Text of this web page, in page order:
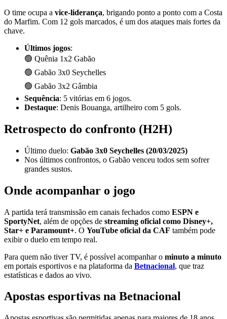
O time ocupa a vice-liderança, brigando ponto a ponto com a Costa
do Marfim. Com 12 gols marcados, é um dos ataques mais fortes da
chave.
Últimos jogos:
🟢 Quênia 1x2 Gabão
🟢 Gabão 3x0 Seychelles
🟢 Gabão 3x2 Gâmbia
Sequência: 5 vitórias em 6 jogos.
Destaque: Denis Bouanga, artilheiro com 5 gols.
Retrospecto do confronto (H2H)
Último duelo: Gabão 3x0 Seychelles (20/03/2025)
Nos últimos confrontos, o Gabão venceu todos sem sofrer
grandes sustos.
Onde acompanhar o jogo
A partida terá transmissão em canais fechados como ESPN e
SportyNet, além de opções de streaming oficial como Disney+,
Star+ e Paramount+. O YouTube oficial da CAF também pode
exibir o duelo em tempo real.
Para quem não tiver TV, é possível acompanhar o minuto a minuto
em portais esportivos e na plataforma da Betnacional, que traz
estatísticas e dados ao vivo.
Apostas esportivas na Betnacional